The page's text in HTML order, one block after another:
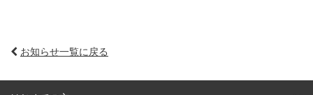
お知らせ一覧に戻る